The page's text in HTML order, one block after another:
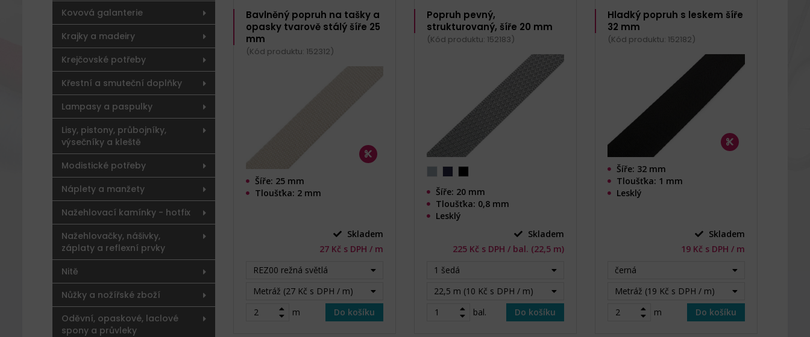
Kovová galanterie
Krajky a madeiry
Krejčovské potřeby
Křestní a smuteční doplňky
Lampasy a paspulky
Lisy, pistony, průbojníky,
výsečníky a kleště
Modistické potřeby
Náplety a manžety
Nažehlovací kamínky - hotfix
Nažehlovačky, nášivky,
záplaty a reflexní prvky
Nitě
Nůžky a nožířské zboží
Oděvní, opaskové, laclové
spony a průvleky
Bavlněný popruh na tašky a
opasky tvarově stálý šíře 25
mm
(Kód produktu: 152312)
Šíře: 25 mm
Tloušťka: 2 mm
Skladem
27 Kč s DPH / m
REZ00 režná světlá
Metráž (27 Kč s DPH / m)
m
Do košíku
Popruh pevný,
strukturovaný, šíře 20 mm
(Kód produktu: 152183)
Šíře: 20 mm
Tloušťka: 0,8 mm
Lesklý
Skladem
225 Kč s DPH / bal. (22,5 m)
1 šedá
22,5 m (10 Kč s DPH / m)
bal.
Do košíku
Hladký popruh s leskem šíře
32 mm
(Kód produktu: 152182)
Šíře: 32 mm
Tloušťka: 1 mm
Lesklý
Skladem
19 Kč s DPH / m
černá
Metráž (19 Kč s DPH / m)
m
Do košíku